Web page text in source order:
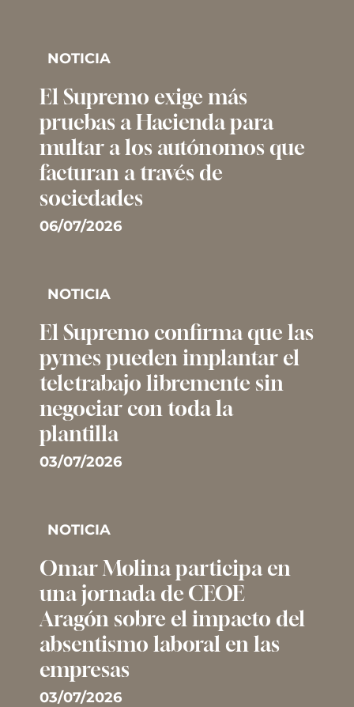
NOTICIA
El Supremo exige más
pruebas a Hacienda para
multar a los autónomos que
facturan a través de
sociedades
06/07/2026
NOTICIA
El Supremo confirma que las
pymes pueden implantar el
teletrabajo libremente sin
negociar con toda la
plantilla
03/07/2026
NOTICIA
Omar Molina participa en
una jornada de CEOE
Aragón sobre el impacto del
absentismo laboral en las
empresas
03/07/2026